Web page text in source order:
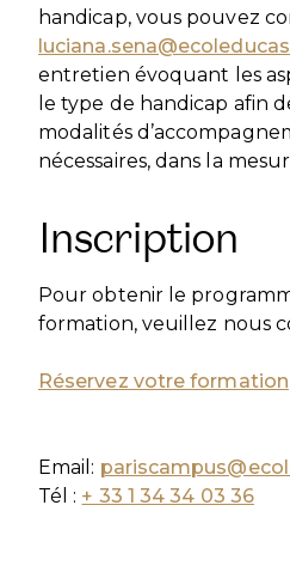
handicap, vous pouvez
entretien évoquant les
le type de handicap afin
modalités
nécessaires, dans la
Inscription
Pour obtenir le
formation, veuillez nous
Réservez votre formation
Email:
Tél : + 33 1 34 34 03 36